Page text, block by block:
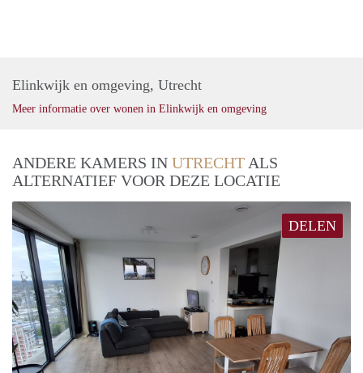
Elinkwijk en omgeving, Utrecht
Meer informatie over wonen in Elinkwijk en omgeving
ANDERE KAMERS IN UTRECHT ALS
ALTERNATIEF VOOR DEZE LOCATIE
DELEN